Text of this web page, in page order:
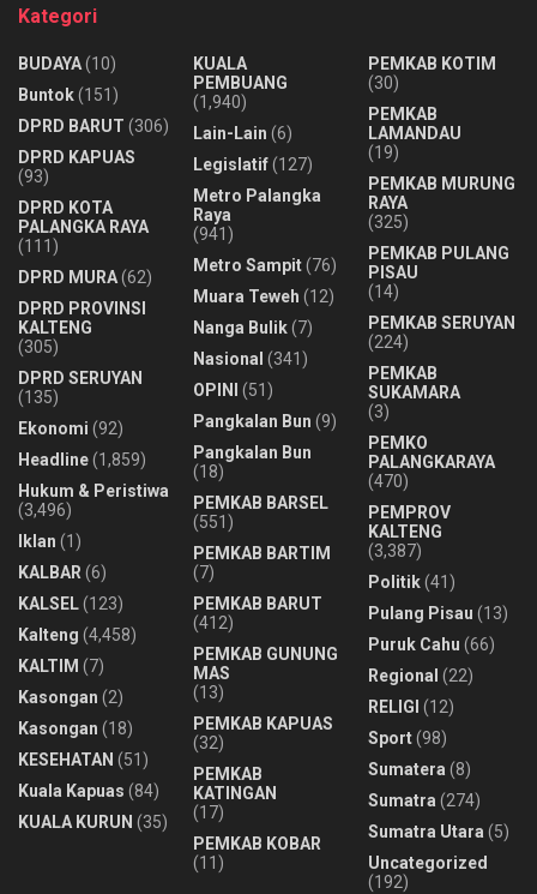
Kategori
BUDAYA(10)
Buntok(151)
DPRD BARUT (306)
DPRD KAPUAS
(93)
DPRD KOTA
PALANGKA RAYA
(111)
DPRD MURA(62)
DPRD PROVINSI
KALTENG
(305)
DPRD SERUYAN
(135)
Ekonomi (92)
Headline(1,859)
Hukum & Peristiwa
(3,496)
Iklan (1)
KALBAR(6)
KALSEL(123)
Kalteng (4,458)
KALTIM (7)
Kasongan (2)
Kasongan (18)
KESEHATAN (51)
Kuala Kapuas (84)
KUALA KURUN (35)
KUALA
PEMBUANG
(1,940)
Lain-Lain (6)
Legislatif(127)
Metro Palangka
Raya
(941)
Metro Sampit(76)
Muara Teweh (12)
Nanga Bulik(7)
Nasional (341)
OPINI
(51)
Pangkalan Bun (9)
Pangkalan Bun
(18)
PEMKAB BARSEL
(551)
PEMKAB BARTIM
(7)
PEMKAB BARUT
(412)
PEMKAB GUNUNG
MAS
(13)
PEMKAB KAPUAS
(32)
PEMKAB
KATINGAN
(17)
PEMKAB KOBAR
(11)
PEMKAB KOTIM
(30)
PEMKAB
LAMANDAU
(19)
PEMKAB MURUNG
RAYA
(325)
PEMKAB PULANG
PISAU
(14)
PEMKAB SERUYAN
(224)
PEMKAB
SUKAMARA
(3)
PEMKO
PALANGKARAYA
(470)
PEMPROV
KALTENG
(3,387)
Politik(41)
Pulang Pisau (13)
Puruk Cahu (66)
Regional (22)
RELIGI (12)
Sport(98)
Sumatera (8)
Sumatra (274)
Sumatra Utara (5)
Uncategorized
(192)